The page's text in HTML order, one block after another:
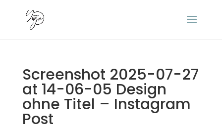
Screenshot 2025-07-27
at 14-06-05 Design
ohne Titel – Instagram
Post